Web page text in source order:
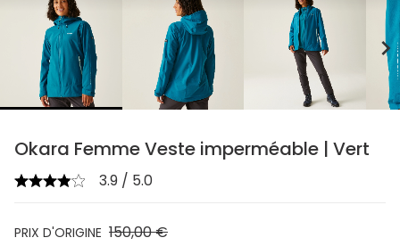
chevron_right
Okara Femme Veste imperméable | Vert
3.9 / 5.0
PRIX D'ORIGINE 150,00 €